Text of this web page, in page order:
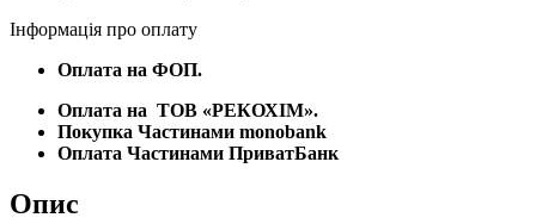
кількість
Інформація про оплату
Оплата на ФОП.
Оплата на ТОВ «РЕКОХІМ».
Покупка Частинами monobank
Оплата Частинами ПриватБанк
Опис